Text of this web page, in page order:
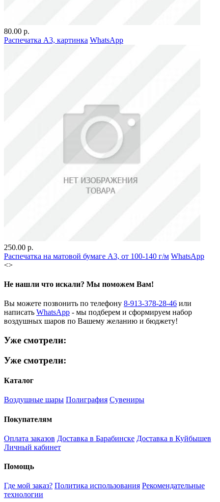
80.00 р.
Распечатка А3, картинка WhatsApp
250.00 р.
Распечатка на матовой бумаге А3, от 100-140 г/м WhatsApp
<>
Не нашли что искали? Мы поможем Вам!
Вы можете позвонить по телефону 8-913-378-28-46 или
написать WhatsApp - мы подберем и сформируем набор
воздушных шаров по Вашему желанию и бюджету!
Уже смотрели:
Уже смотрели:
Каталог
Воздушные шары Полиграфия Сувениры
Покупателям
Оплата заказов Доставка в Барабинске Доставка в Куйбышев
Личный кабинет
Помощь
Где мой заказ? Политика использования Рекомендательные
технологии